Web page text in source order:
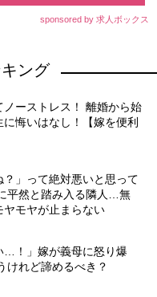
sponsored by 求人ボックス
ング
ーストレス！ 離婚から始
に悔いはなし！【嫁を便利
？」って絶対悪いと思って
平然と踏み入る隣人…無
モヤが止まらない
…！」嫁が義母に怒り爆
けれど諦めるべき？